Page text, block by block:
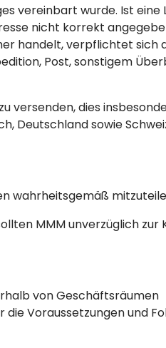
vereinbart wurde. Ist eine
nicht korrekt
handelt, verpflichtet sich
Post, sonstigem
versenden, dies
Deutschland sowie
wahrheitsgemäß
MMM unverzüglich zur
von Geschäftsräumen
Voraussetzungen und